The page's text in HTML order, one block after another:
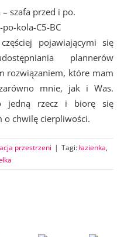
szafa przed i po.
pojawiającymi się
plannerów
rozwiązaniem, które mam
mnie, jak i Was.
jedną rzecz i biorę się
o chwilę cierpliwości.
przestrzeni | Tagi:łazienka,